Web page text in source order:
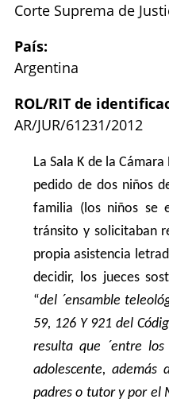
Corte Suprema de
País:
Argentina
ROL/RIT de
AR/JUR/61231/2012
La Sala K de la
pedido de dos niños
familia (los niños se
tránsito y solicitaban
propia asistencia
decidir, los jueces
“del ´ensamble
59, 126 Y 921 del
resulta que ´entre
adolescente, además
padres o tutor y por el